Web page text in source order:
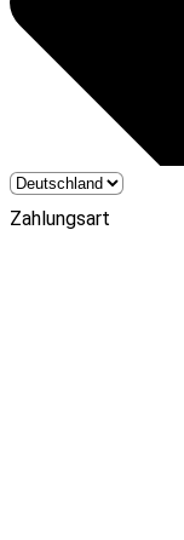
Zahlungsart